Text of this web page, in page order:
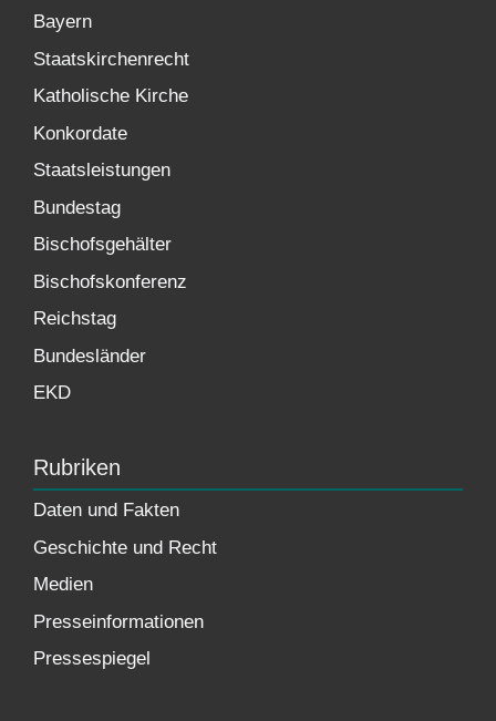
Bayern
Staatskirchenrecht
Katholische Kirche
Konkordate
Staatsleistungen
Bundestag
Bischofsgehälter
Bischofskonferenz
Reichstag
Bundesländer
EKD
Rubriken
Daten und Fakten
Geschichte und Recht
Medien
Presseinformationen
Pressespiegel